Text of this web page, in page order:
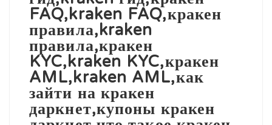
FAQ,kraken FAQ,кракен
правила,kraken
правила,кракен
KYC,kraken KYC,кракен
AML,kraken AML,как
зайти на кракен
даркнет,купоны кракен